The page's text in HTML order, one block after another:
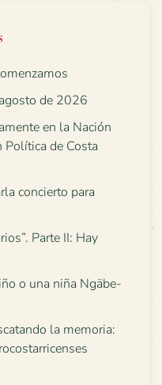
de 2026
en la Nación
de Costa
concierto para
Parte II: Hay
o una niña Ngäbe-
la memoria: